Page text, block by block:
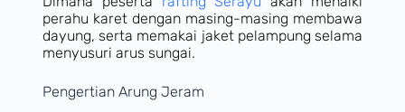
perahu karet dengan masing-masing membawa
dayung, serta memakai jaket pelampung selama
menyusuri arus sungai.
Pengertian Arung Jeram